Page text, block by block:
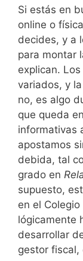
Si estás en
online o
decides, y a
para montar
explican.
variados, y
no, es algo
que queda
informativas
apostamos
debida, tal
grado en
supuesto,
en el
lógicamente
desarrollar
gestor